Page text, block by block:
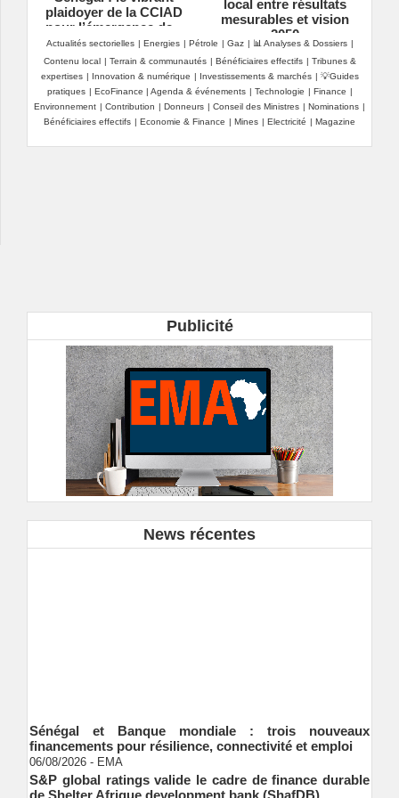
plaidoyer de la CCIAD
pour l’émergence de «
champions nationaux »
local entre résultats
mesurables et vision
2050
Actualités sectorielles | Energies | Pétrole | Gaz | 📊 Analyses & Dossiers |
Contenu local | Terrain & communautés | Bénéficiaires effectifs | Tribunes &
expertises | Innovation & numérique | Investissements & marchés | 💡Guides
pratiques | EcoFinance | Agenda & événements | Technologie | Finance |
Environnement | Contribution | Donneurs | Conseil des Ministres | Nominations |
Bénéficiaires effectifs | Economie & Finance | Mines | Electricité | Magazine
Publicité
News récentes
Sénégal et Banque mondiale : trois nouveaux
financements pour résilience, connectivité et emploi
06/08/2026 -EMA
S&P global ratings valide le cadre de finance durable
de Shelter Afrique development bank (ShafDB)